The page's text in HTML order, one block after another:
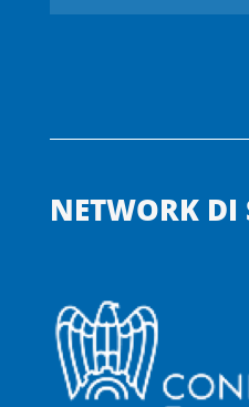
NETWORK DI